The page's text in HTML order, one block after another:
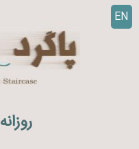
EN
روزانه